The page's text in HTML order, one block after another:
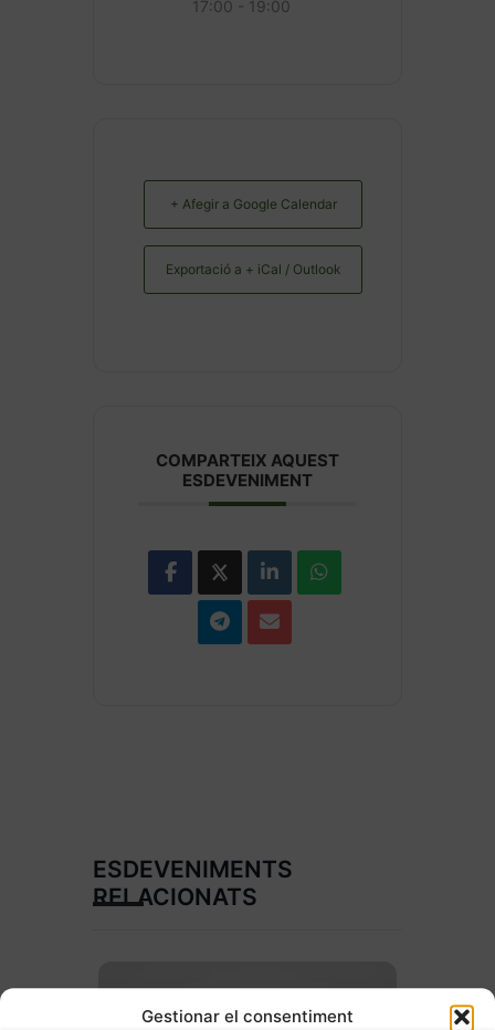
Gestionar el consentiment
17:00 - 19:00
+ Afegir a Google Calendar
Exportació a + iCal / Outlook
COMPARTEIX AQUEST
ESDEVENIMENT
ESDEVENIMENTS
RELACIONATS